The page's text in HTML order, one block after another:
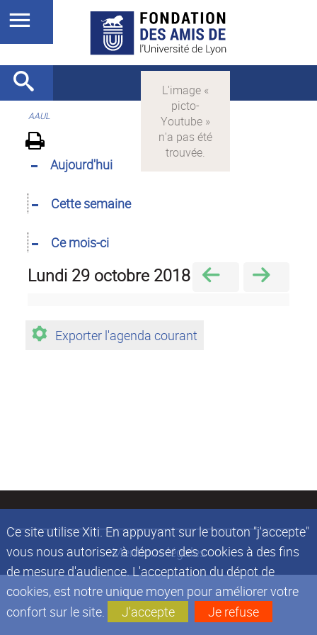
Ce site utilise Xiti. En appuyant sur le bouton "j'accepte"
vous nous autorisez à déposer des cookies à des fins
de mesure d'audience. L'acceptation du dépot de
cookies, est notre unique moyen pour améliorer votre
confort sur le site.
J'accepte Je refuse
AAUL
Aujourd'hui
Cette semaine
Ce mois-ci
lundi 29 octobre 2018
Exporter l'agenda courant
Mentions légales